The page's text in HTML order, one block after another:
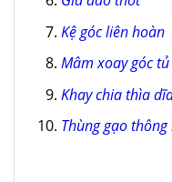
Kệ góc liên hoàn
Mâm xoay góc
Khay chia thìa
Thùng gạo